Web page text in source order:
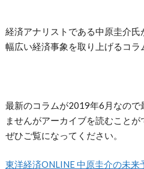
経済アナリストである中原圭介
幅広い経済事象を取り上げるコラ
最新のコラムが2019年6月なので
ませんがアーカイブを読むこと
ぜひご覧になってください。
東洋経済ONLINE 中原圭介の未来